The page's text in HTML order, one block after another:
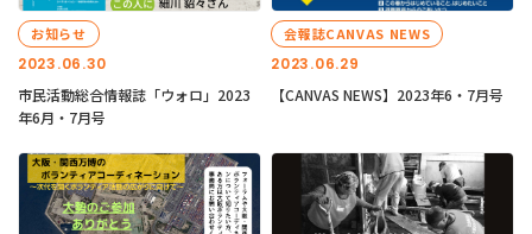
2023.06.30
お知らせ
市民活動総合情報誌「ウォロ」2023
年6月・7月号
2023.06.29
会報誌CANVAS NEWS
【CANVAS NEWS】2023年6・7月号